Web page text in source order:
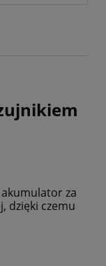
za
dzięki czemu